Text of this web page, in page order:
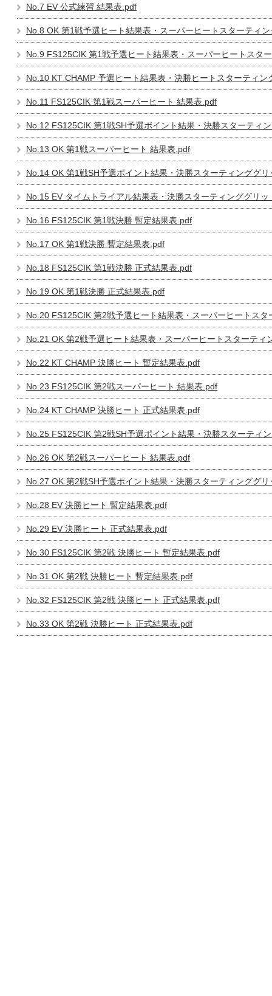
No.7 EV 公式練習 結果表.pdf
No.8 OK 第1戦予選ヒート結果表・スーパーヒートスターティ
No.9 FS125CIK 第1戦予選ヒート結果表・スーパーヒートスタ
No.10 KT CHAMP 予選ヒート結果表・決勝ヒートスターティン
No.11 FS125CIK 第1戦スーパーヒート 結果表.pdf
No.12 FS125CIK 第1戦SH予選ポイント結果・決勝スターティ
No.13 OK 第1戦スーパーヒート 結果表.pdf
No.14 OK 第1戦SH予選ポイント結果・決勝スターティンググ
No.15 EV タイムトライアル結果表・決勝スターティンググリッ
No.16 FS125CIK 第1戦決勝 暫定結果表.pdf
No.17 OK 第1戦決勝 暫定結果表.pdf
No.18 FS125CIK 第1戦決勝 正式結果表.pdf
No.19 OK 第1戦決勝 正式結果表.pdf
No.20 FS125CIK 第2戦予選ヒート結果表・スーパーヒートス
No.21 OK 第2戦予選ヒート結果表・スーパーヒートスターティ
No.22 KT CHAMP 決勝ヒート 暫定結果表.pdf
No.23 FS125CIK 第2戦スーパーヒート 結果表.pdf
No.24 KT CHAMP 決勝ヒート 正式結果表.pdf
No.25 FS125CIK 第2戦SH予選ポイント結果・決勝スターティ
No.26 OK 第2戦スーパーヒート 結果表.pdf
No.27 OK 第2戦SH予選ポイント結果・決勝スターティンググ
No.28 EV 決勝ヒート 暫定結果表.pdf
No.29 EV 決勝ヒート 正式結果表.pdf
No.30 FS125CIK 第2戦 決勝ヒート 暫定結果表.pdf
No.31 OK 第2戦 決勝ヒート 暫定結果表.pdf
No.32 FS125CIK 第2戦 決勝ヒート 正式結果表.pdf
No.33 OK 第2戦 決勝ヒート 正式結果表.pdf